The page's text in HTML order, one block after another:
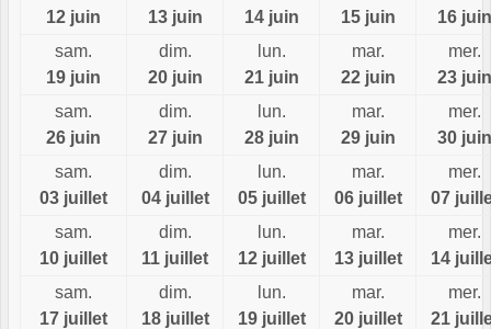
12 juin 13 juin 14 juin 15 juin
16 juin
sam.
19 juin
dim.
20 juin
lun.
21 juin
mar.
22 juin
mer.
23 juin
sam.
26 juin
dim.
27 juin
lun.
28 juin
mar.
29 juin
mer.
30 juin
sam.
03 juillet
dim.
04 juillet
lun.
05 juillet
mar.
06 juillet
mer.
07
sam.
10 juillet
dim.
11 juillet
lun.
12 juillet
mar.
13 juillet
mer.
14
sam.
17 juillet
dim.
18 juillet
lun.
19 juillet
mar.
20 juillet
mer.
21